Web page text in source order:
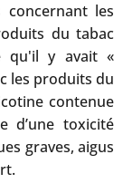
les
du tabac
qu'il y avait «
les produits du
contenue
d’une toxicité
graves, aigus